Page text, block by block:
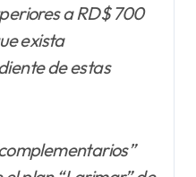
a RD$ 700
exista
de estas